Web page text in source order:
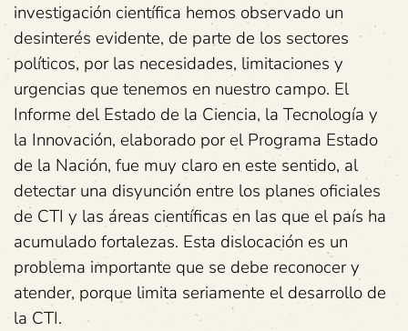
investigación científica hemos observado un
desinterés evidente, de parte de los sectores
políticos, por las necesidades, limitaciones y
urgencias que tenemos en nuestro campo. El
Informe del Estado de la Ciencia, la Tecnología y
la Innovación, elaborado por el Programa Estado
de la Nación, fue muy claro en este sentido, al
detectar una disyunción entre los planes oficiales
de CTI y las áreas científicas en las que el país ha
acumulado fortalezas. Esta dislocación es un
problema importante que se debe reconocer y
atender, porque limita seriamente el desarrollo de
la CTI.